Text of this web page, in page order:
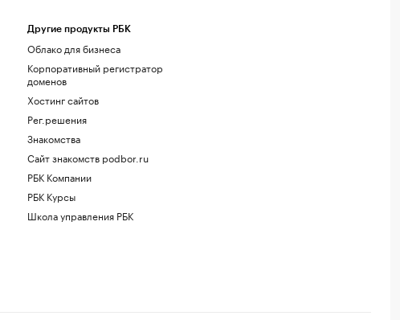
Другие продукты РБК
Облако для бизнеса
Корпоративный регистратор
доменов
Хостинг сайтов
Рег.решения
Знакомства
Сайт знакомств podbor.ru
РБК Компании
РБК Курсы
Школа управления РБК